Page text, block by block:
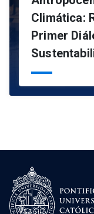
Climática:
Primer